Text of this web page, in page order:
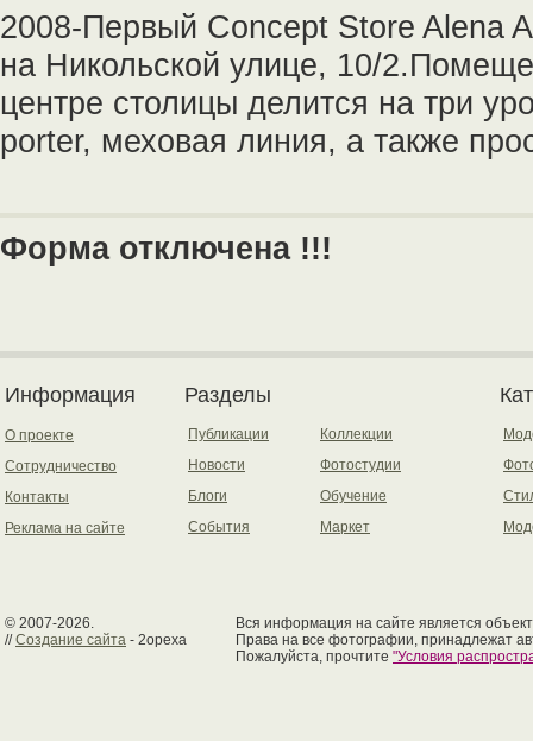
2008-Первый Concept Store Alena
на Никольской улице, 10/
центре столицы делится на три
porter, меховая линия, а также
Форма отключена !!!
Информация
О проекте
Сотрудничество
Контакты
Реклама на сайте
Разделы
Публикации
Новости
Блоги
События
Коллекции
Фотостудии
Обучение
Маркет
© 2007-2026.
//Создание сайта - 2opexa
Вся информация на сайте является
Права на все фотографии, принадлежат
Пожалуйста, прочтите "Условия